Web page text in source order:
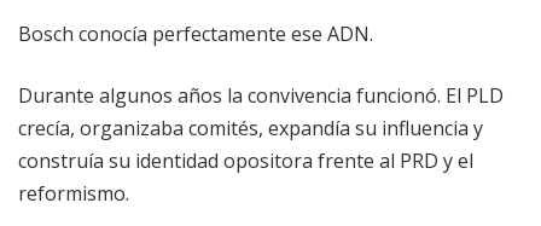
Bosch conocía perfectamente ese ADN.
Durante algunos años la convivencia funcionó. El PLD
crecía, organizaba comités, expandía su influencia y
construía su identidad opositora frente al PRD y el
reformismo.